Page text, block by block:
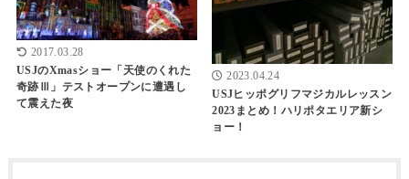
2017.03.28
USJのXmasショー「天使のくれた
奇跡Ⅲ」テストオープンに遭遇し
て震えた夜
2023.04.24
USJヒッポグリフマジカルレッスン
2023まとめ！ハリポタエリア新シ
ョー！